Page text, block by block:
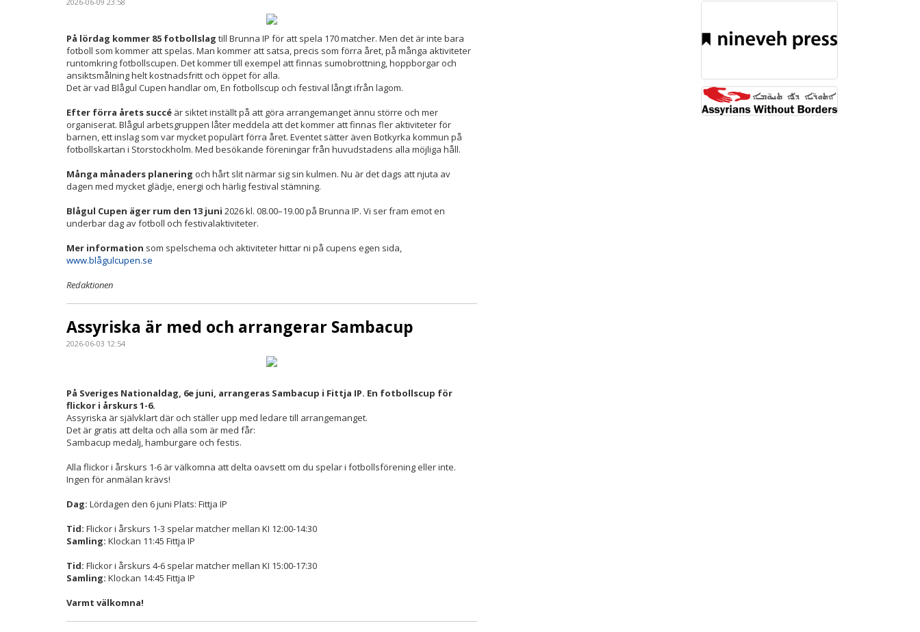
På lördag kommer 85 fotbollslag till Brunna IP för att spela 170 matcher. Men det är inte bara
fotboll som kommer att spelas. Man kommer att satsa, precis som förra året, på många aktiviteter
runtomkring fotbollscupen. Det kommer till exempel att finnas sumobrottning, hoppborgar och
ansiktsmålning helt kostnadsfritt och öppet för alla.
Det är vad Blågul Cupen handlar om, En fotbollscup och festival långt ifrån lagom.
Efter förra årets succé är siktet inställt på att göra arrangemanget ännu större och mer
organiserat. Blågul arbetsgruppen låter meddela att det kommer att finnas fler aktiviteter för
barnen, ett inslag som var mycket populärt förra året. Eventet sätter även Botkyrka kommun på
fotbollskartan i Storstockholm. Med besökande föreningar från huvudstadens alla möjliga håll.
Många månaders planering och hårt slit närmar sig sin kulmen. Nu är det dags att njuta av
dagen med mycket glädje, energi och härlig festival stämning.
Blågul Cupen äger rum den 13 juni 2026 kl. 08.00–19.00 på Brunna IP. Vi ser fram emot en
underbar dag av fotboll och festivalaktiviteter.
Mer information som spelschema och aktiviteter hittar ni på cupens egen sida,
www.blågulcupen.se
Redaktionen
Assyriska är med och arrangerar Sambacup
2026-06-03 12:54
På Sveriges Nationaldag, 6e juni, arrangeras Sambacup i Fittja IP. En fotbollscup för
flickor i årskurs 1-6.
Assyriska är självklart där och ställer upp med ledare till arrangemanget.
Det är gratis att delta och alla som är med får:
Sambacup medalj, hamburgare och festis.
Alla flickor i årskurs 1-6 är välkomna att delta oavsett om du spelar i fotbollsförening eller inte.
Ingen för anmälan krävs!
Dag: Lördagen den 6 juni Plats: Fittja IP
Tid: Flickor i årskurs 1-3 spelar matcher mellan KI 12:00-14:30
Samling: Klockan 11:45 Fittja IP
Tid: Flickor i årskurs 4-6 spelar matcher mellan KI 15:00-17:30
Samling: Klockan 14:45 Fittja IP
Varmt välkomna!